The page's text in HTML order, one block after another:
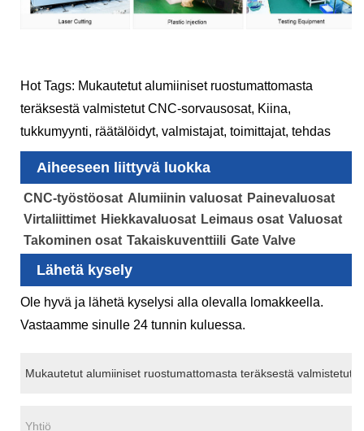
Hot Tags: Mukautetut alumiiniset ruostumattomasta
teräksestä valmistetut CNC-sorvausosat, Kiina,
tukkumyynti, räätälöidyt, valmistajat, toimittajat, tehdas
Aiheeseen liittyvä luokka
CNC-työstöosat Alumiinin valuosat Painevaluosat
Virtaliittimet Hiekkavaluosat Leimaus osat Valuosat
Takominen osat Takaiskuventtiili Gate Valve
Lähetä kysely
Ole hyvä ja lähetä kyselysi alla olevalla lomakkeella.
Vastaamme sinulle 24 tunnin kuluessa.